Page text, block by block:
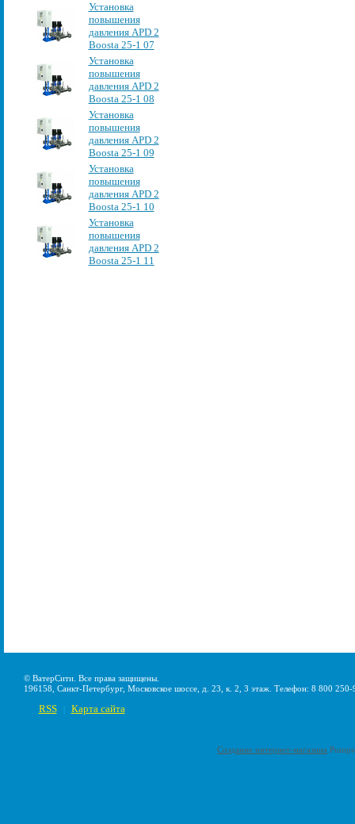
Установка
повышения
давления APD 2
Boosta 25-1 07
Установка
повышения
давления APD 2
Boosta 25-1 08
Установка
повышения
давления APD 2
Boosta 25-1 09
Установка
повышения
давления APD 2
Boosta 25-1 10
Установка
повышения
давления APD 2
Boosta 25-1 11
© ВатерСити. Все права защищены.
196158, Санкт-Петербург, Московское шоссе, д. 23, к. 2, 3 этаж. Телефон: 8 800
RSS Карта сайта
Создание интернет-магазина